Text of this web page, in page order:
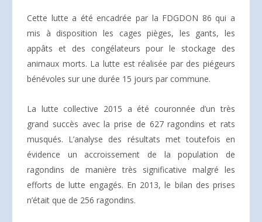
Cette lutte a été encadrée par la FDGDON 86 qui a
mis à disposition les cages pièges, les gants, les
appâts et des congélateurs pour le stockage des
animaux morts. La lutte est réalisée par des piégeurs
bénévoles sur une durée 15 jours par commune.
La lutte collective 2015 a été couronnée d’un très
grand succès avec la prise de 627 ragondins et rats
musqués. L’analyse des résultats met toutefois en
évidence un accroissement de la population de
ragondins de manière très significative malgré les
efforts de lutte engagés. En 2013, le bilan des prises
n’était que de 256 ragondins.